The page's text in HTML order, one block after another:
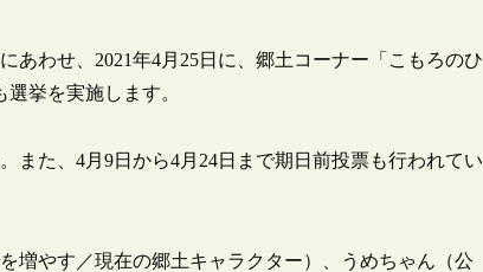
わせ、2021年4月25日に、郷土コーナー「こもろのひ
挙を実施します。
また、4月9日から4月24日まで期日前投票も行われてい
増やす／現在の郷土キャラクター）、うめちゃん（公